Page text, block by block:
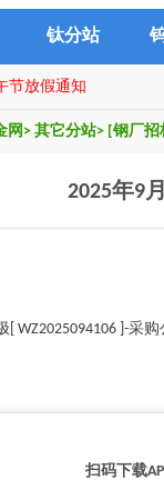
钛分站
节放假通知
网 > 其它分站> [钢厂招
2025年9
[ WZ2025094106 ]-采
扫码下载